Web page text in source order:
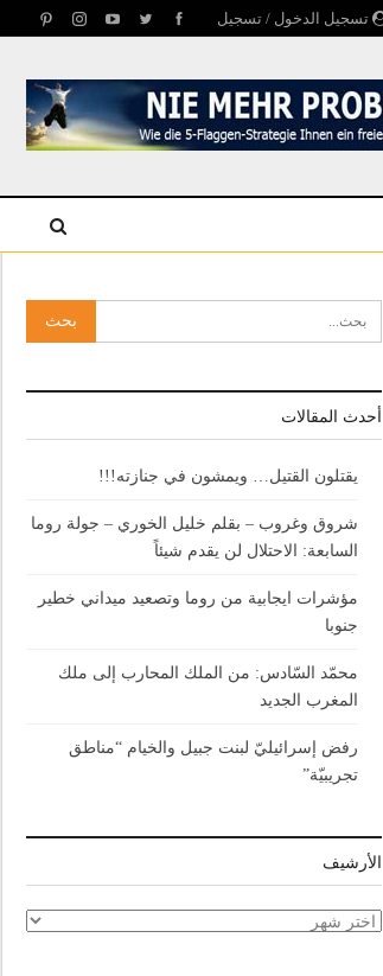
تسجيل الدخول / تسجيل
أحدث المقالات
يقتلون القتيل… ويمشون في جنازته!!!
شروق وغروب – بقلم خليل الخوري – جولة روما
السابعة: الاحتلال لن يقدم شيئاً
مؤشرات ايجابية من روما وتصعيد ميداني خطير
جنوبا
محمّد السّادس: من الملك المحارب إلى ملك
المغرب الجديد
رفض إسرائيليّ لبنت جبيل والخيام “مناطق
تجريبيّة”
الأرشيف
الأرشيف